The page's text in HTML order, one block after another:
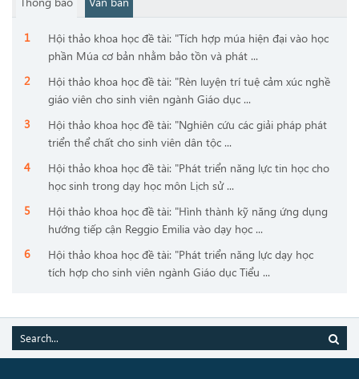
Hội thảo khoa học đề tài: "Tích hợp múa hiện đại vào học
phần Múa cơ bản nhằm bảo tồn và phát ...
Hội thảo khoa học đề tài: "Rèn luyện trí tuệ cảm xúc nghề
giáo viên cho sinh viên ngành Giáo dục ...
Hội thảo khoa học đề tài: "Nghiên cứu các giải pháp phát
triển thể chất cho sinh viên dân tộc ...
Hội thảo khoa học đề tài: "Phát triển năng lực tin học cho
học sinh trong dạy học môn Lịch sử ...
Hội thảo khoa học đề tài: "Hình thành kỹ năng ứng dụng
hướng tiếp cận Reggio Emilia vào dạy học ...
Hội thảo khoa học đề tài: "Phát triển năng lực dạy học
tích hợp cho sinh viên ngành Giáo dục Tiểu ...